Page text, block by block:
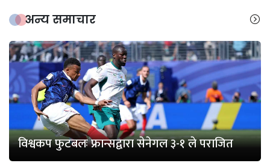
अन्य समाचार
विश्वकप फुटबलः फ्रान्सद्वारा सेनेगल ३-१ ले पराजित